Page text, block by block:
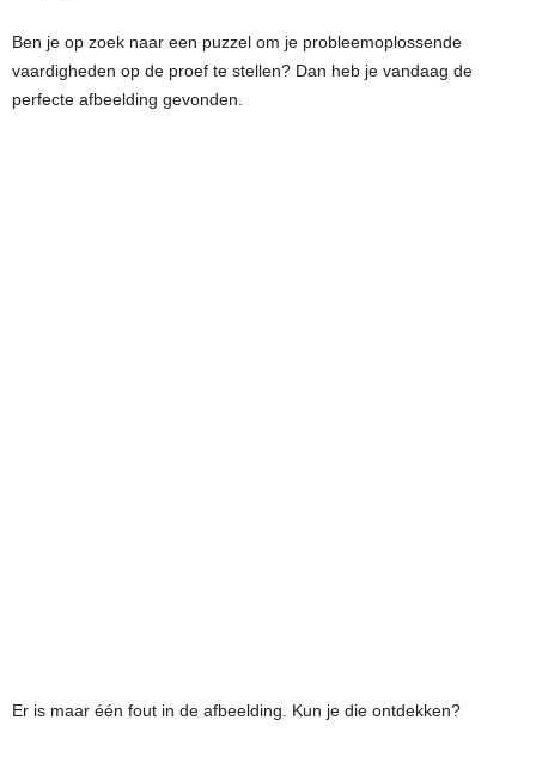
Ben je op zoek naar een puzzel om je probleemoplossende
vaardigheden op de proef te stellen? Dan heb je vandaag de
perfecte afbeelding gevonden.
Er is maar één fout in de afbeelding. Kun je die ontdekken?